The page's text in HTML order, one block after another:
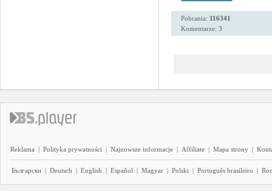
Pobrania: 116341
Komentarze: 3
Reklama | Polityka prywatności | Najnowsze informacje | Affiliate | Mapa strony |
Български | Deutsch | English | Español | Magyar | Polski | Português brasileiro |